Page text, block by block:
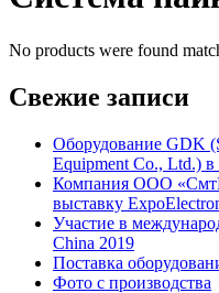
No products were found
Свежие записи
Оборудование GDK
Equipment Co., Ltd.)
Компания ООО
выставку
Участие в
China 2019
Поставка
Фото с производства